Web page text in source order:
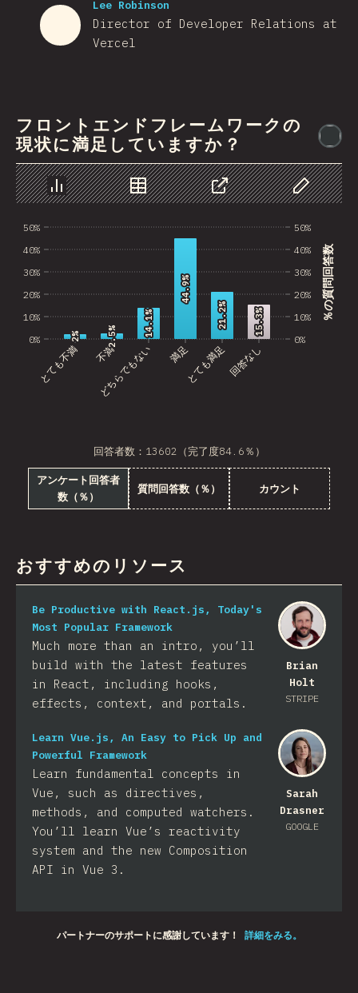
Lee Robinson
Director of Developer Relations at
Vercel
フロントエンドフレームワークの
現状に満足していますか？
チャート データ シェア データのカス
0%
10%
20%
30%
40%
50%
％の質問回答数
とても不満 不満
どちらでもない 満足とても満足回答なし
0%
10%
20%
30%
40%
50%
2%
2% 2.5%
2.5% 14.1%
14.1%
44.9%
44.9%
21.2%
21.2% 15.3%
15.3%
回答者数：13602（完了度84.6％）
アンケート回答者
数（％）
質問回答数（％） カウント
おすすめのリソース
Brian
Holt
STRIPE
Be Productive with React.js, Today's
Most Popular Framework
Much more than an intro, you’ll
build with the latest features
in React, including hooks,
effects, context, and portals.
Sarah
Drasner
GOOGLE
Learn Vue.js, An Easy to Pick Up and
Powerful Framework
Learn fundamental concepts in
Vue, such as directives,
methods, and computed watchers.
You’ll learn Vue’s reactivity
system and the new Composition
API in Vue 3.
パートナーのサポートに感謝しています！ 詳細をみる。